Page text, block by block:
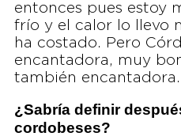
entonces pues estoy
frío y el calor lo llevo
ha costado. Pero
encantadora, muy
también encantadora.
¿Sabría definir
cordobeses?